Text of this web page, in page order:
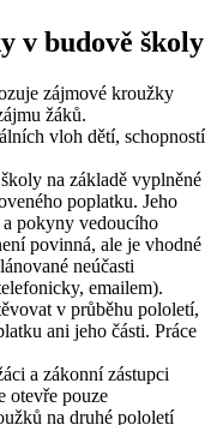
v budově školy
zájmové kroužky
žáků.
vloh dětí, schopností
na základě vyplněné
poplatku. Jeho
pokyny vedoucího
povinná, ale je vhodné
neúčasti
emailem).
v průběhu pololetí,
ani jeho části. Práce
a zákonní zástupci
otevře pouze
na druhé pololetí